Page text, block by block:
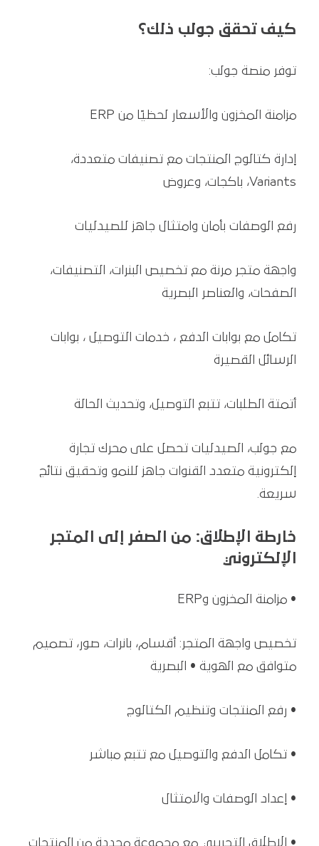
كيف تحقق جولب ذلك؟
توفر منصة جولب:
مزامنة المخزون والأسعار لحظيًا من ERP
إدارة كتالوج المنتجات مع تصنيفات متعددة،
Variants، باكجات، وعروض
رفع الوصفات بأمان وامتثال جاهز للصيدليات
واجهة متجر مرنة مع تخصيص البنرات، التصنيفات،
الصفحات، والعناصر البصرية
تكامل مع بوابات الدفع ، خدمات التوصيل ، بوابات
الرسائل القصيرة
أتمتة الطلبات، تتبع التوصيل، وتحديث الحالة
مع جولب، الصيدليات تحصل على محرك تجارة
إلكترونية متعدد القنوات جاهز للنمو وتحقيق نتائج
سريعة.
خارطة الإطلاق: من الصفر إلى المتجر
الإلكتروني
• مزامنة المخزون وERP
تخصيص واجهة المتجر: أقسام، بانرات، صور، تصميم
متوافق مع الهوية • البصرية
• رفع المنتجات وتنظيم الكتالوج
• تكامل الدفع والتوصيل مع تتبع مباشر
• إعداد الوصفات والامتثال
• الإطلاق التجريبي مع مجموعة محددة من المنتجات